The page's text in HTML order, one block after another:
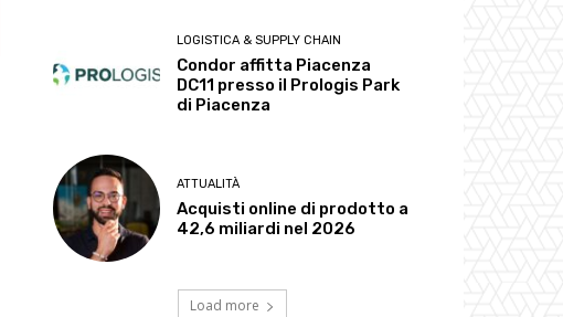
LOGISTICA & SUPPLY CHAIN
Condor affitta Piacenza
DC11 presso il Prologis Park
di Piacenza
ATTUALITÀ
Acquisti online di prodotto a
42,6 miliardi nel 2026
Load more